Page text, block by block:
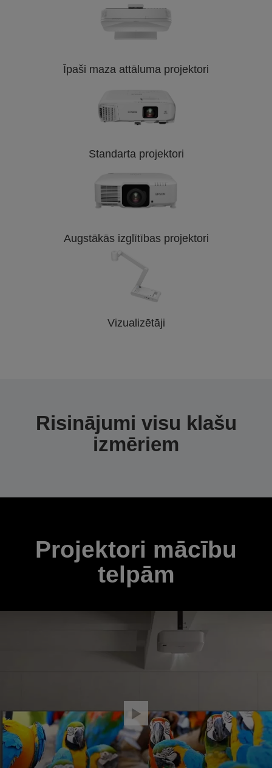
Vizualizētāji
Augstākās izglītības projektori
Standarta projektori
Īpaši maza attāluma projektori
Risinājumi visu klašu
izmēriem
Projektori mācību
telpām